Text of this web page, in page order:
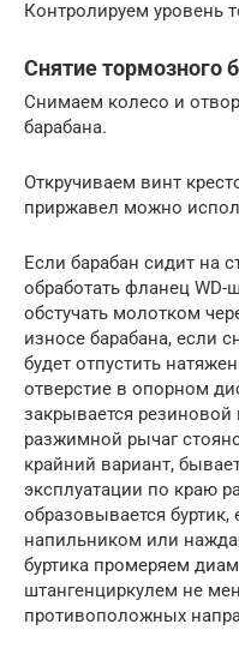
Контролируем уровень
Снятие тормозного
Снимаем колесо и
барабана.
Откручиваем винт
приржавел можно
Если барабан сидит на
обработать фланец
обстучать молотком
износе барабана, если
будет отпустить
отверстие в опорном
закрывается резиновой
разжимной рычаг
крайний вариант,
эксплуатации по краю
образовывается буртик,
напильником или
буртика промеряем
штангенциркулем не
противоположных